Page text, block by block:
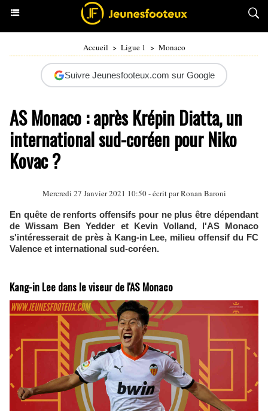
Accueil > Ligue 1 > Monaco
Suivre Jeunesfooteux.com sur Google
AS Monaco : après Krépin Diatta, un
international sud-coréen pour Niko
Kovac ?
Mercredi 27 Janvier 2021 10:50 - écrit parRonan Baroni
En quête de renforts offensifs pour ne plus être dépendant
de Wissam Ben Yedder et Kevin Volland, l'AS Monaco
s'intéresserait de près à Kang-in Lee, milieu offensif du FC
Valence et international sud-coréen.
Kang-in Lee dans le viseur de l'AS Monaco